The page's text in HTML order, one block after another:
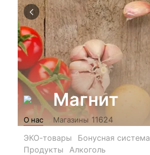
Магнит
О нас Магазины 11624
ЭКО-товары
Бонусная система
Продукты
Алкоголь